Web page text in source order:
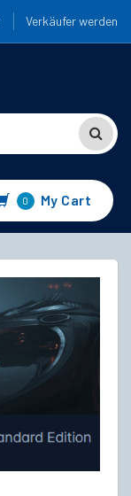
Verkäufer werden
0 My Cart